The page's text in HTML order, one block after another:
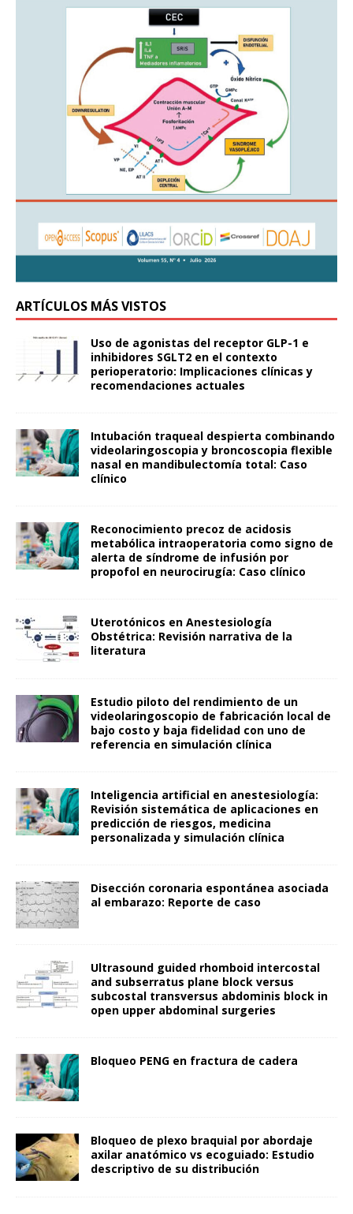
ARTÍCULOS MÁS VISTOS
Uso de agonistas del receptor GLP-1 e
inhibidores SGLT2 en el contexto
perioperatorio: Implicaciones clínicas y
recomendaciones actuales
Intubación traqueal despierta combinando
videolaringoscopia y broncoscopia flexible
nasal en mandibulectomía total: Caso
clínico
Reconocimiento precoz de acidosis
metabólica intraoperatoria como signo de
alerta de síndrome de infusión por
propofol en neurocirugía: Caso clínico
Uterotónicos en Anestesiología
Obstétrica: Revisión narrativa de la
literatura
Estudio piloto del rendimiento de un
videolaringoscopio de fabricación local de
bajo costo y baja fidelidad con uno de
referencia en simulación clínica
Inteligencia artificial en anestesiología:
Revisión sistemática de aplicaciones en
predicción de riesgos, medicina
personalizada y simulación clínica
Disección coronaria espontánea asociada
al embarazo: Reporte de caso
Ultrasound guided rhomboid intercostal
and subserratus plane block versus
subcostal transversus abdominis block in
open upper abdominal surgeries
Bloqueo PENG en fractura de cadera
Bloqueo de plexo braquial por abordaje
axilar anatómico vs ecoguiado: Estudio
descriptivo de su distribución